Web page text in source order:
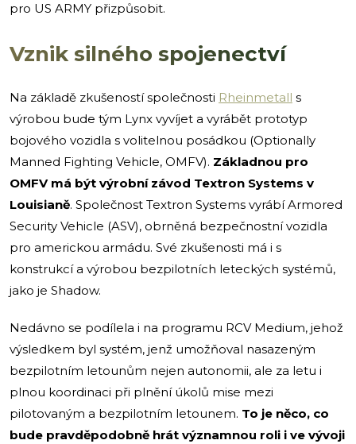
pro US ARMY přizpůsobit.
Vznik silného spojenectví
Na základě zkušeností společnosti Rheinmetall s
výrobou bude tým Lynx vyvíjet a vyrábět prototyp
bojového vozidla s volitelnou posádkou (Optionally
Manned Fighting Vehicle, OMFV). Základnou pro
OMFV má být výrobní závod Textron Systems v
Louisianě. Společnost Textron Systems vyrábí Armored
Security Vehicle (ASV), obrněná bezpečnostní vozidla
pro americkou armádu. Své zkušenosti má i s
konstrukcí a výrobou bezpilotních leteckých systémů,
jako je Shadow.
Nedávno se podílela i na programu RCV Medium, jehož
výsledkem byl systém, jenž umožňoval nasazeným
bezpilotním letounům nejen autonomii, ale za letu i
plnou koordinaci při plnění úkolů mise mezi
pilotovaným a bezpilotním letounem. To je něco, co
bude pravděpodobně hrát významnou roli i ve vývoji